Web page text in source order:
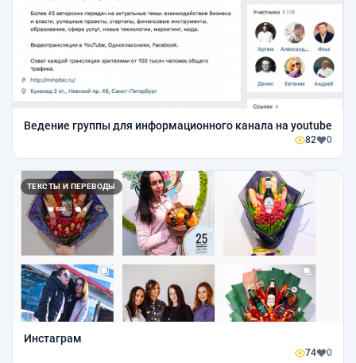
Ведение группы для информационного канала на youtube
82 0
ТЕКСТЫ И ПЕРЕВОДЫ
Инстаграм
74 0